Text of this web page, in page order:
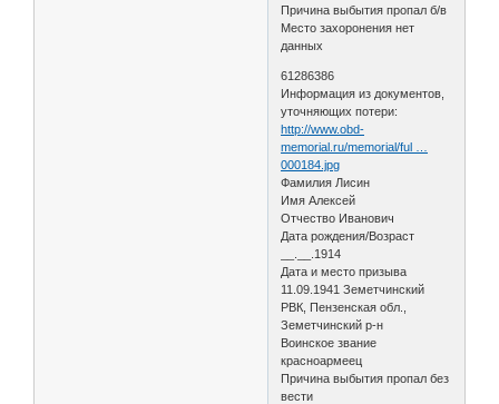
Причина выбытия пропал б/в
Место захоронения нет
данных
61286386
Информация из документов,
уточняющих потери:
http://www.obd-
memorial.ru/memorial/ful …
000184.jpg
Фамилия Лисин
Имя Алексей
Отчество Иванович
Дата рождения/Возраст
__.__.1914
Дата и место призыва
11.09.1941 Земетчинский
РВК, Пензенская обл.,
Земетчинский р-н
Воинское звание
красноармеец
Причина выбытия пропал без
вести